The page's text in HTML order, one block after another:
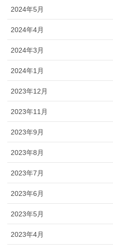
2024年5月
2024年4月
2024年3月
2024年1月
2023年12月
2023年11月
2023年9月
2023年8月
2023年7月
2023年6月
2023年5月
2023年4月